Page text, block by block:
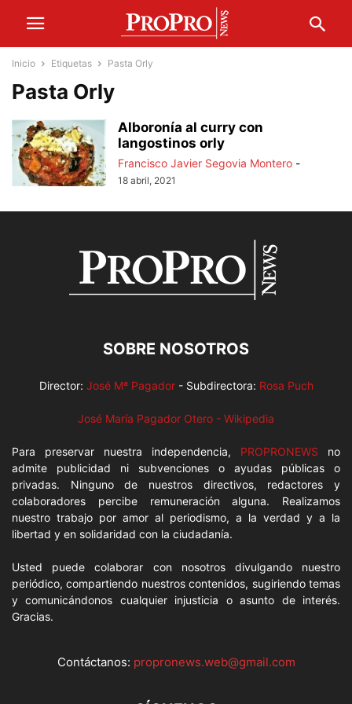
Inicio Etiquetas Pasta Orly
Pasta Orly
Alboronía al curry con
langostinos orly
Francisco Javier Segovia Montero -
18 abril, 2021
SOBRE NOSOTROS
Director: José Mª Pagador- Subdirectora: Rosa Puch
José María Pagador Otero - Wikipedia
Para preservar nuestra independencia, PROPRONEWS no
admite publicidad ni subvenciones o ayudas públicas o
privadas. Ninguno de nuestros directivos, redactores y
colaboradores percibe remuneración alguna. Realizamos
nuestro trabajo por amor al periodismo, a la verdad y a la
libertad y en solidaridad con la ciudadanía.
Usted puede colaborar con nosotros divulgando nuestro
periódico, compartiendo nuestros contenidos, sugiriendo temas
y comunicándonos cualquier injusticia o asunto de interés.
Gracias.
Contáctanos: propronews.web@gmail.com